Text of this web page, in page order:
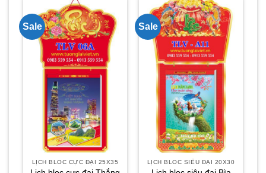
Sale
LỊCH BLOC CỰC ĐẠI 25X35
Sale
LỊCH BLOC SIÊU ĐẠI 20X30